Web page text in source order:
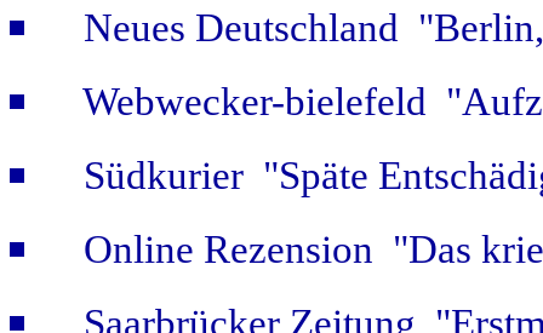
Neues Deutschland
Webwecker-bielefeld
Südkurier "Späte
Online Rezension "Das
Saarbrücker Zeitung